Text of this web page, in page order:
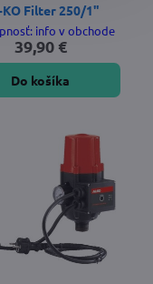
KO Filter 250/1"
info v obchode
39,90 €
Do košíka